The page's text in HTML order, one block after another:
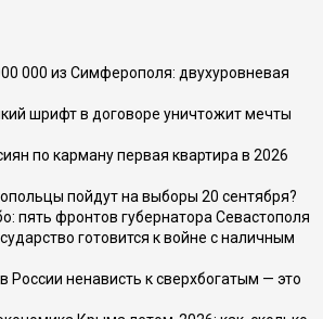
000 из Симферополя: двухуровневая
шрифт в договоре уничтожит мечты
по карману первая квартира в 2026
пойдут на выборы 20 сентября?
пять фронтов губернатора Севастополя
готовится к войне с наличным
России ненависть к сверхбогатым — это